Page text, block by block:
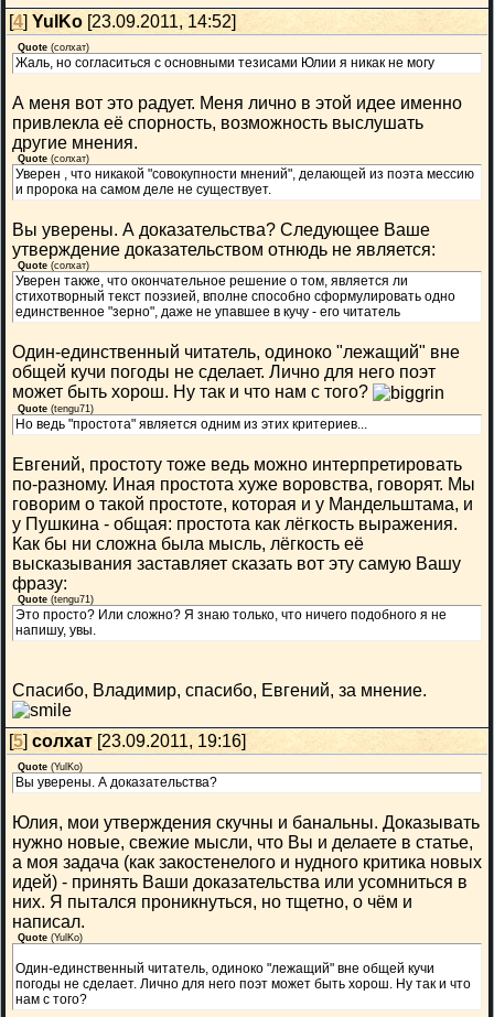
[4] YulKo [23.09.2011, 14:52]
Quote (солхат)
Жаль, но согласиться с основными тезисами Юлии я никак не могу
А меня вот это радует. Меня лично в этой идее именно
привлекла её спорность, возможность выслушать
другие мнения.
Quote (солхат)
Уверен , что никакой "совокупности мнений", делающей из поэта мессию
и пророка на самом деле не существует.
Вы уверены. А доказательства? Следующее Ваше
утверждение доказательством отнюдь не является:
Quote (солхат)
Уверен также, что окончательное решение о том, является ли
стихотворный текст поэзией, вполне способно сформулировать одно
единственное "зерно", даже не упавшее в кучу - его читатель
Один-единственный читатель, одиноко "лежащий" вне
общей кучи погоды не сделает. Лично для него поэт
может быть хорош. Ну так и что нам с того?
Quote (tengu71 )
Но ведь "простота" является одним из этих критериев...
Евгений, простоту тоже ведь можно интерпретировать
по-разному. Иная простота хуже воровства, говорят. Мы
говорим о такой простоте, которая и у Мандельштама, и
у Пушкина - общая: простота как лёгкость выражения.
Как бы ни сложна была мысль, лёгкость её
высказывания заставляет сказать вот эту самую Вашу
фразу:
Quote (tengu71 )
Это просто? Или сложно? Я знаю только, что ничего подобного я не
напишу, увы.
Спасибо, Владимир, спасибо, Евгений, за мнение.
[5] солхат [23.09.2011, 19:16]
Quote (YulKo)
Вы уверены. А доказательства?
Юлия, мои утверждения скучны и банальны. Доказывать
нужно новые, свежие мысли, что Вы и делаете в статье,
а моя задача (как закостенелого и нудного критика новых
идей) - принять Ваши доказательства или усомниться в
них. Я пытался проникнуться, но тщетно, о чём и
написал.
Quote (YulKo)
Один-единственный читатель, одиноко "лежащий" вне общей кучи
погоды не сделает. Лично для него поэт может быть хорош. Ну так и что
нам с того?